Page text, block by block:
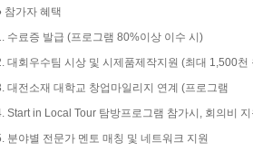
참가자 혜택
수료증 발급 (프로그램 80%이상 이수 시)
대회우수팀 시상 및 시제품제작지원 (최대 1,500천
대전소재 대학교 창업마일리지 연계 (프로그램
Start in Local Tour 탐방프로그램 참가시, 회의비 지
분야별 전문가 멘토 매칭 및 네트워크 지원